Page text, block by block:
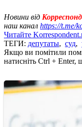
Новини від
наш канал https://t.me/
Читайте
ТЕГИ: депутаты, суд,
Якщо ви помітили
натисніть Ctrl + Enter,